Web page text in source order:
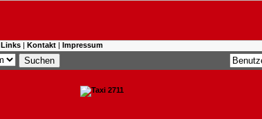
Links | Kontakt | Impressum